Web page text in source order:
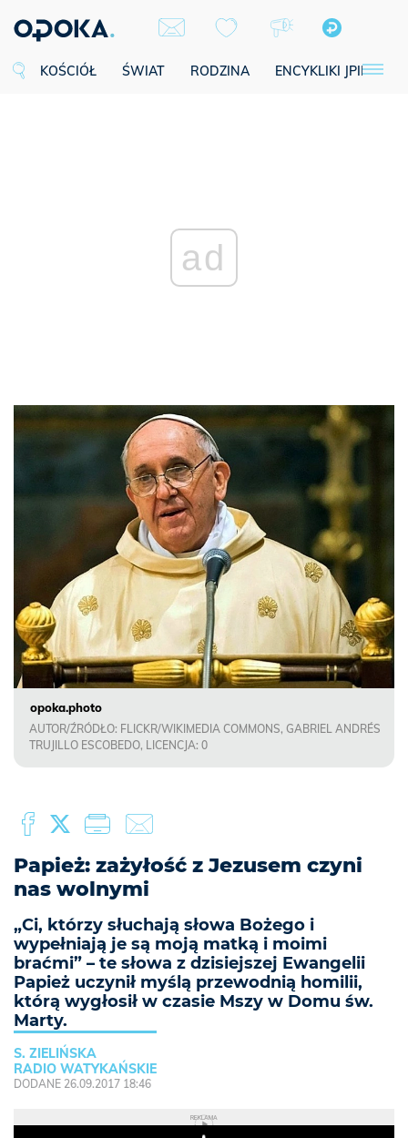
KOŚCIÓŁ ŚWIAT RODZINA ENCYKLIKI JPII
ad
opoka.photo
AUTOR/ŹRÓDŁO: FLICKR/WIKIMEDIA COMMONS, GABRIEL ANDRÉS
TRUJILLO ESCOBEDO, LICENCJA: 0
Papież: zażyłość z Jezusem czyni
nas wolnymi
„Ci, którzy słuchają słowa Bożego i
wypełniają je są moją matką i moimi
braćmi” – te słowa z dzisiejszej Ewangelii
Papież uczynił myślą przewodnią homilii,
którą wygłosił w czasie Mszy w Domu św.
Marty.
S. ZIELIŃSKA
RADIO WATYKAŃSKIE
DODANE 26.09.2017 18:46
REKLAMA